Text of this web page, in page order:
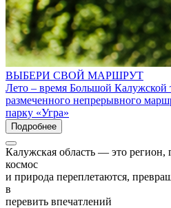
ВЫБЕРИ СВОЙ МАРШРУТ
Лето – время Большой Калужской
размеченного непрерывного
парку «Угра»
Подробнее
Калужская область — это регион,
космос
и природа переплетаются,
в
перевить впечатлений